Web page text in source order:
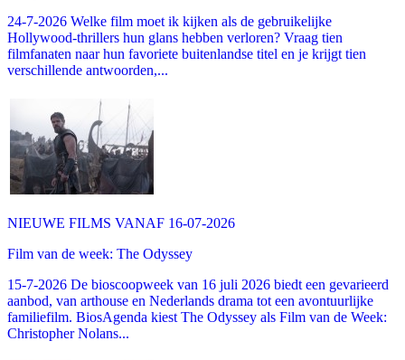
24-7-2026 Welke film moet ik kijken als de gebruikelijke
Hollywood-thrillers hun glans hebben verloren? Vraag tien
filmfanaten naar hun favoriete buitenlandse titel en je krijgt tien
verschillende antwoorden,...
NIEUWE FILMS VANAF 16-07-2026
Film van de week: The Odyssey
15-7-2026 De bioscoopweek van 16 juli 2026 biedt een gevarieerd
aanbod, van arthouse en Nederlands drama tot een avontuurlijke
familiefilm. BiosAgenda kiest The Odyssey als Film van de Week:
Christopher Nolans...